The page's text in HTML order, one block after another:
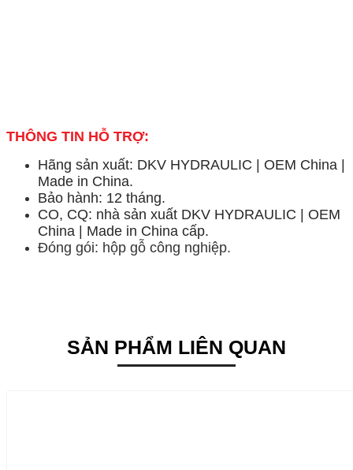
THÔNG TIN HỖ TRỢ:
Hãng sản xuất: DKV HYDRAULIC | OEM China |
Made in China.
Bảo hành: 12 tháng.
CO, CQ: nhà sản xuất DKV HYDRAULIC | OEM
China | Made in China cấp.
Đóng gói: hộp gỗ công nghiệp.
SẢN PHẨM LIÊN QUAN